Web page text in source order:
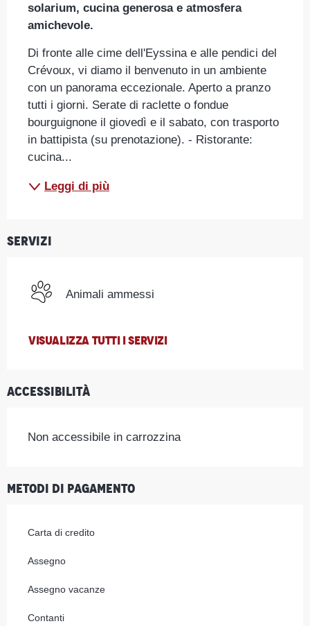
solarium, cucina generosa e atmosfera
amichevole.
Di fronte alle cime dell'Eyssina e alle pendici del
Crévoux, vi diamo il benvenuto in un ambiente
con un panorama eccezionale. Aperto a pranzo
tutti i giorni. Serate di raclette o fondue
bourguignone il giovedì e il sabato, con trasporto
in battipista (su prenotazione). - Ristorante:
cucina...
Leggi di più
Servizi
Animali ammessi
VISUALIZZA TUTTI I SERVIZI
Accessibilità
Non accessibile in carrozzina
Metodi di pagamento
Carta di credito
Assegno
Assegno vacanze
Contanti